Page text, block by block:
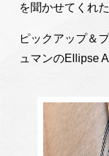
を聞かせてくれた
ピックアップ＆
ュマンのEllipse